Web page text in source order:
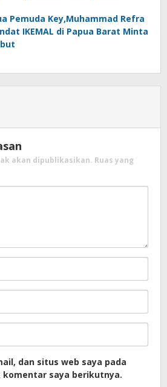
Pemuda Key,Muhammad Refra
IKEMAL di Papua Barat Minta
akan dipublikasikan. Ruas yang
dan situs web saya pada
saya berikutnya.